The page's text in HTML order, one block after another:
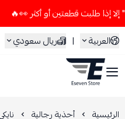
العربية
| ريال سعودي
ESEVEN STORE
الرئيسية أحذية رجالية